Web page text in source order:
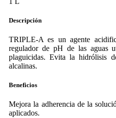
Descripción
TRIPLE-A es un agente
regulador de pH de las aguas
plaguicidas. Evita la hidrólisis
alcalinas.
Beneficios
Mejora la adherencia de la
aplicados.